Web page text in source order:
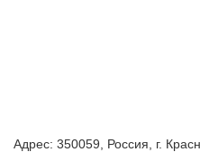
Адрес: 350059, Россия, г.